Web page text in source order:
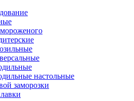
настольные
заморозки